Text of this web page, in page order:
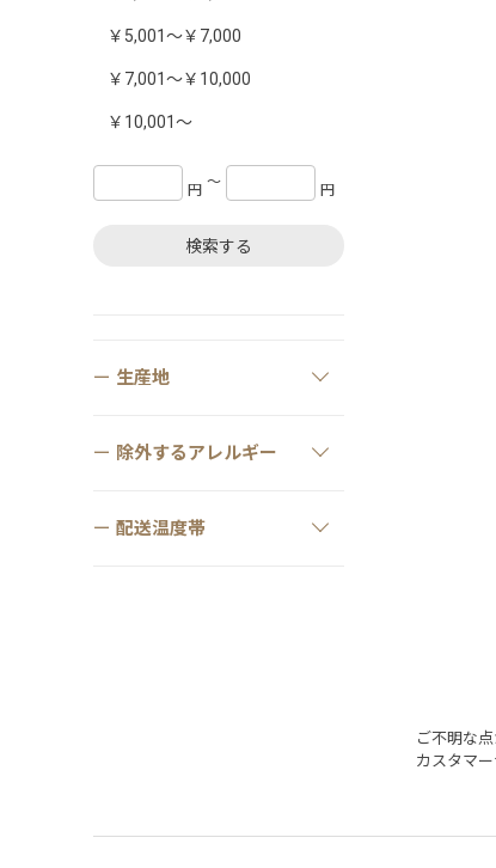
￥5,001～￥7,000
￥7,001～￥10,000
￥10,001～
円 〜 円
検索する
生産地
除外するアレルギー
配送温度帯
ご不明な
カスタマ